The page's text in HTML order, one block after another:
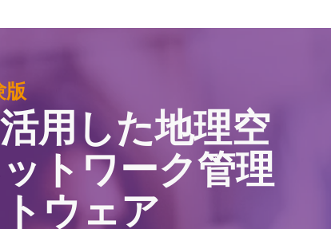
用した地理空
トワーク管理
ウェア